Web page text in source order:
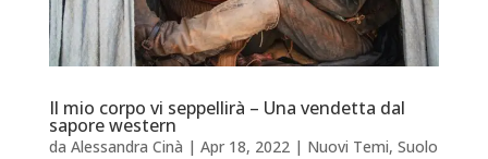
Il mio corpo vi seppellirà – Una vendetta dal
sapore western
da Alessandra Cinà | Apr 18, 2022| Nuovi Temi, Suolo